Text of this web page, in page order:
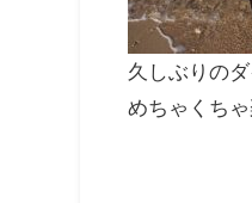
久しぶりの
めちゃくち